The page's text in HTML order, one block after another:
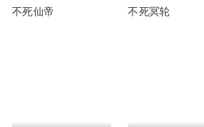
不死仙帝 不死冥轮